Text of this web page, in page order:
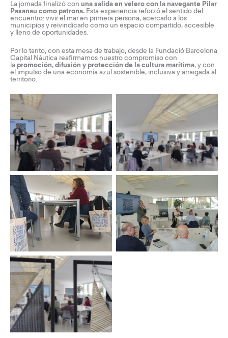
La jornada finalizó con una salida en velero con la navegante Pilar
Pasanau como patrona. Esta experiencia reforzó el sentido del
encuentro: vivir el mar en primera persona, acercarlo a los
municipios y reivindicarlo como un espacio compartido, accesible
y lleno de oportunidades.
Por lo tanto, con esta mesa de trabajo, desde la Fundació Barcelona
Capital Nàutica reafirmamos nuestro compromiso con
la promoción, difusión y protección de la cultura marítima, y con
el impulso de una economía azul sostenible, inclusiva y arraigada al
territorio.
Sin leyenda Sin leyenda
Sin leyenda Sin leyenda
Sin leyenda